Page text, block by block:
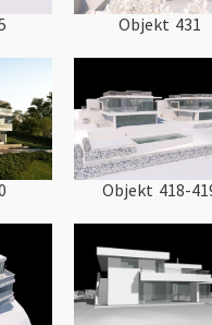
Objekt 431
Objekt 418-